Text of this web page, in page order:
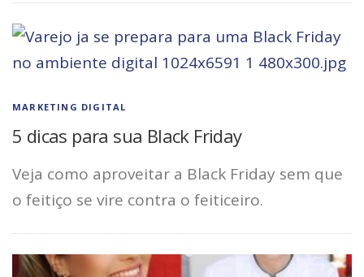
MARKETING DIGITAL
5 dicas para sua Black Friday
Veja como aproveitar a Black Friday sem que
o feitiço se vire contra o feiticeiro.